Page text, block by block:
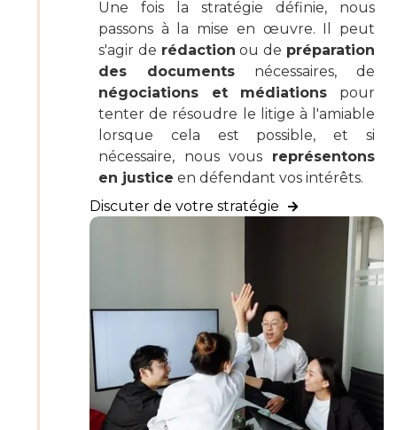
Une fois la stratégie définie, nous
passons à la mise en œuvre. Il peut
s'agir de rédaction ou de préparation
des documents nécessaires, de
négociations et médiations pour
tenter de résoudre le litige à l'amiable
lorsque cela est possible, et si
nécessaire, nous vous représentons
en justice en défendant vos intérêts.
Discuter de votre stratégie
